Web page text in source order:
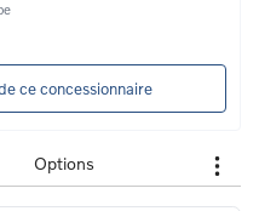
ce concessionnaire
Options